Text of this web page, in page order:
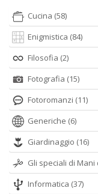
Cucina (58)
Enigmistica (84)
Filosofia (2)
Fotografia (15)
Fotoromanzi (11)
Generiche (6)
Giardinaggio (16)
Gli speciali di Mani
Informatica (37)